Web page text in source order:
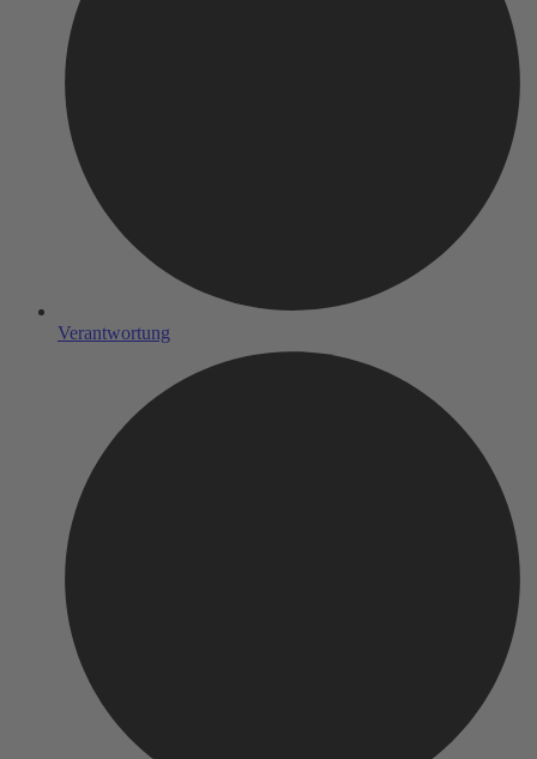
Verantwortung